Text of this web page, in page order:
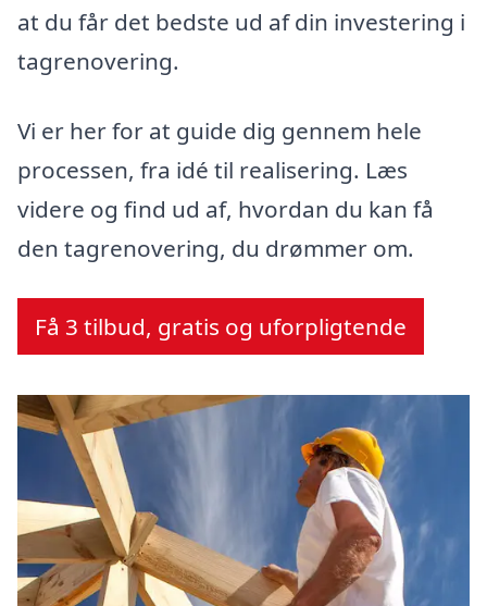
at du får det bedste ud af din investering i
tagrenovering.
Vi er her for at guide dig gennem hele
processen, fra idé til realisering. Læs
videre og find ud af, hvordan du kan få
den tagrenovering, du drømmer om.
Få 3 tilbud, gratis og uforpligtende